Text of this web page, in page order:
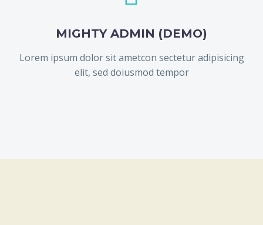
MIGHTY ADMIN (DEMO)
Lorem ipsum dolor sit ametcon sectetur adipisicing
elit, sed doiusmod tempor